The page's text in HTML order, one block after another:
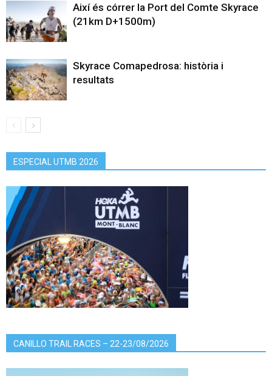
Així és córrer la Port del Comte Skyrace
(21km D+1500m)
Skyrace Comapedrosa: història i
resultats
ESPECIAL UTMB 2026
CANILLO TRAIL RACES – 22-23/08/2026